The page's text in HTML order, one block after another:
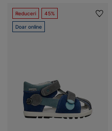
Reduceri 45%
Doar online